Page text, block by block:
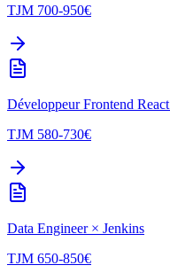
TJM 700-950€
Développeur Frontend React
TJM 580-730€
Data Engineer× Jenkins
TJM 650-850€